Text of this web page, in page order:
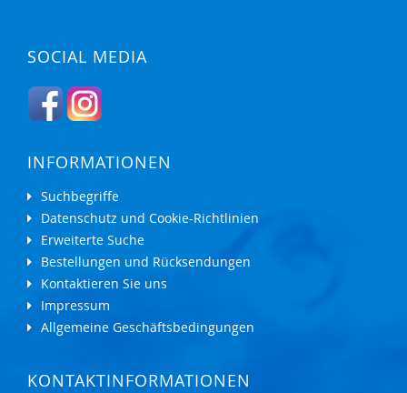
SOCIAL MEDIA
INFORMATIONEN
Suchbegriffe
Datenschutz und Cookie-Richtlinien
Erweiterte Suche
Bestellungen und Rücksendungen
Kontaktieren Sie uns
Impressum
Allgemeine Geschäftsbedingungen
KONTAKTINFORMATIONEN